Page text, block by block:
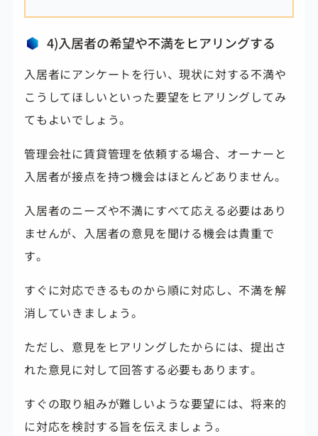
4)入居者の希望や不満をヒアリングする
入居者にアンケートを行い、現状に対する不満や
こうしてほしいといった要望をヒアリングしてみ
てもよいでしょう。
管理会社に賃貸管理を依頼する場合、オーナーと
入居者が接点を持つ機会はほとんどありません。
入居者のニーズや不満にすべて応える必要はあり
ませんが、入居者の意見を聞ける機会は貴重で
す。
すぐに対応できるものから順に対応し、不満を解
消していきましょう。
ただし、意見をヒアリングしたからには、提出さ
れた意見に対して回答する必要もあります。
すぐの取り組みが難しいような要望には、将来的
に対応を検討する旨を伝えましょう。